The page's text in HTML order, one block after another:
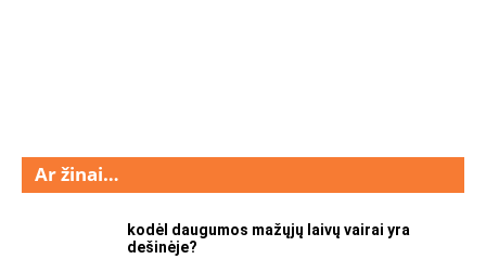
Ar žinai…
kodėl daugumos mažųjų laivų vairai yra
dešinėje?